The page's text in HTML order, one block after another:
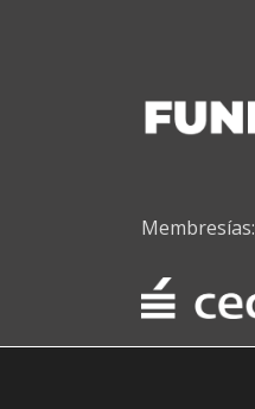
Membresías: